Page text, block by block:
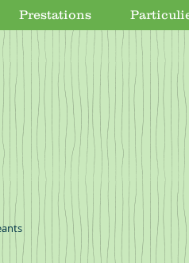
Prestations